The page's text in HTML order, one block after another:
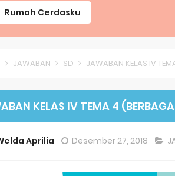
Kunci Jawaban IPA Halaman 8
Latihan PLBJ Kelas 2 Tentang
Soal Latihan Bahasa Inggris
Rumah Cerdasku
JAWABAN SD JAWABAN KELAS IV TEMA 4
KELAS IV TEMA 4 (BERBAGAI
Aprilia Desember 27, 2018